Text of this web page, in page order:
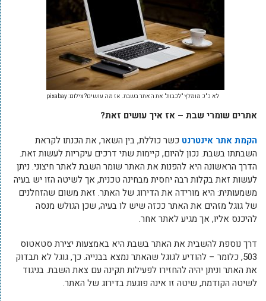
לא כ"כ מומלץ "לכבות" את האתר בשבת. אז מה עושים? צילום: pixabay
אתרים שומרי שבת – אז איך עושים זאת?
הקמת אתר אינטרנט כשר כוללת, בין השאר, את הכנתו לקראת
השבתתו בשבת. נכון להיום, קיימות שתי דרכים עיקריות לעשות זאת.
הדרך הראשונה היא להפנות את האתר שומר השבת לאתר חיצוני. ניתן
לעשות זאת בקלות רבה יחסית מבחינה טכנית, אך לשיטה הזו יש בעיה
משמעותית: היא מורידה את הדירוג של האתר. זאת משום שהזחלנים
של גוגל מזהים את האתר ככזה שיש לו בעיה, שכן הגולש מנסה
להיכנס אליו, אך מגיע לאתר אחר.
דרך נוספת להשבית את האתר בשבת היא באמצעות יצירת סטאטוס
503, כלומר – להודיע לגוגל שהאתר נמצא בבנייה. כך, גוגל לא תבדוק
את האתר וניתן יהיה להחזירו לפעילות תקינה עם צאת השבת. בניגוד
לשיטה הקודמת, שיטה זו אינה פוגעת בדירוג של האתר.